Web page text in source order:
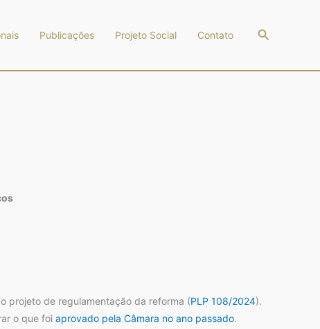
Publicações Projeto Social Contato Pesquisar
projeto de regulamentação da reforma (PLP 108/2024).
o que foi aprovado pela Câmara no ano passado.